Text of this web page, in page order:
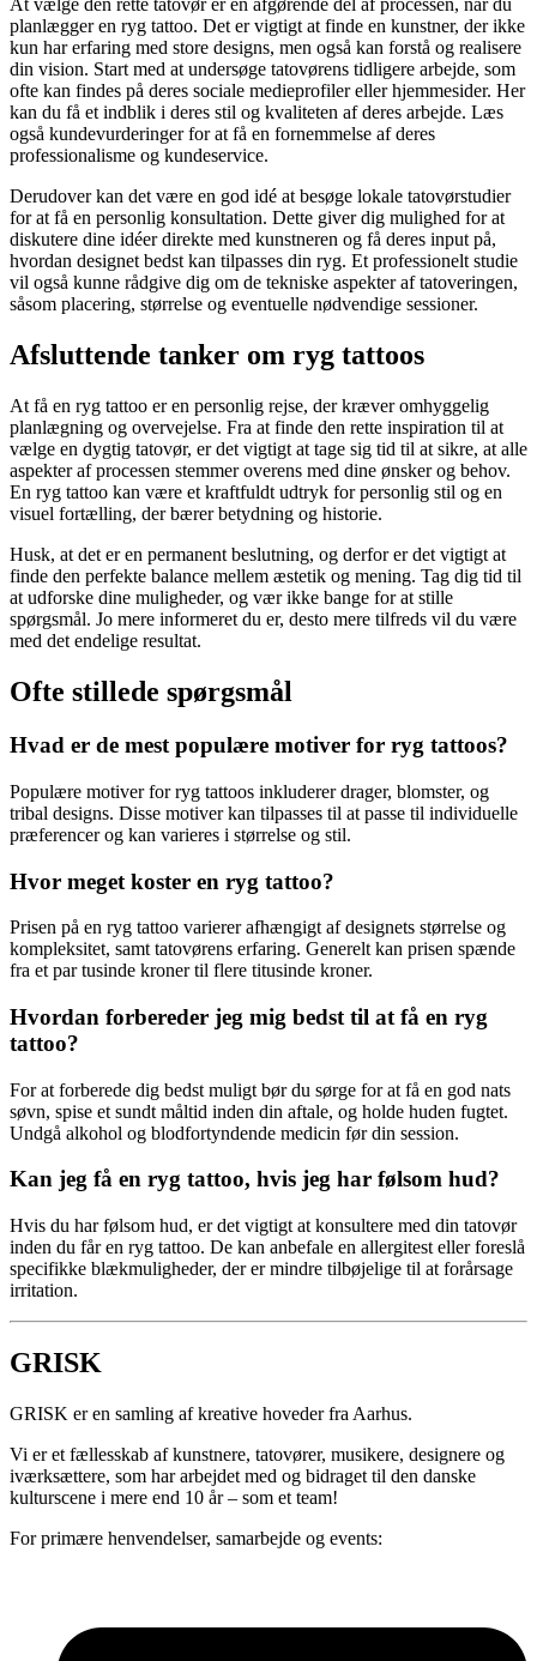
At vælge den rette tatovør er en afgørende del af processen, når du
planlægger en ryg tattoo. Det er vigtigt at finde en kunstner, der ikke
kun har erfaring med store designs, men også kan forstå og realisere
din vision. Start med at undersøge tatovørens tidligere arbejde, som
ofte kan findes på deres sociale medieprofiler eller hjemmesider. Her
kan du få et indblik i deres stil og kvaliteten af deres arbejde. Læs
også kundevurderinger for at få en fornemmelse af deres
professionalisme og kundeservice.
Derudover kan det være en god idé at besøge lokale tatovørstudier
for at få en personlig konsultation. Dette giver dig mulighed for at
diskutere dine idéer direkte med kunstneren og få deres input på,
hvordan designet bedst kan tilpasses din ryg. Et professionelt studie
vil også kunne rådgive dig om de tekniske aspekter af tatoveringen,
såsom placering, størrelse og eventuelle nødvendige sessioner.
Afsluttende tanker om ryg tattoos
At få en ryg tattoo er en personlig rejse, der kræver omhyggelig
planlægning og overvejelse. Fra at finde den rette inspiration til at
vælge en dygtig tatovør, er det vigtigt at tage sig tid til at sikre, at alle
aspekter af processen stemmer overens med dine ønsker og behov.
En ryg tattoo kan være et kraftfuldt udtryk for personlig stil og en
visuel fortælling, der bærer betydning og historie.
Husk, at det er en permanent beslutning, og derfor er det vigtigt at
finde den perfekte balance mellem æstetik og mening. Tag dig tid til
at udforske dine muligheder, og vær ikke bange for at stille
spørgsmål. Jo mere informeret du er, desto mere tilfreds vil du være
med det endelige resultat.
Ofte stillede spørgsmål
Hvad er de mest populære motiver for ryg tattoos?
Populære motiver for ryg tattoos inkluderer drager, blomster, og
tribal designs. Disse motiver kan tilpasses til at passe til individuelle
præferencer og kan varieres i størrelse og stil.
Hvor meget koster en ryg tattoo?
Prisen på en ryg tattoo varierer afhængigt af designets størrelse og
kompleksitet, samt tatovørens erfaring. Generelt kan prisen spænde
fra et par tusinde kroner til flere titusinde kroner.
Hvordan forbereder jeg mig bedst til at få en ryg
tattoo?
For at forberede dig bedst muligt bør du sørge for at få en god nats
søvn, spise et sundt måltid inden din aftale, og holde huden fugtet.
Undgå alkohol og blodfortyndende medicin før din session.
Kan jeg få en ryg tattoo, hvis jeg har følsom hud?
Hvis du har følsom hud, er det vigtigt at konsultere med din tatovør
inden du får en ryg tattoo. De kan anbefale en allergitest eller foreslå
specifikke blækmuligheder, der er mindre tilbøjelige til at forårsage
irritation.
GRISK
GRISK er en samling af kreative hoveder fra Aarhus.
Vi er et fællesskab af kunstnere, tatovører, musikere, designere og
iværksættere, som har arbejdet med og bidraget til den danske
kulturscene i mere end 10 år – som et team!
For primære henvendelser, samarbejde og events: